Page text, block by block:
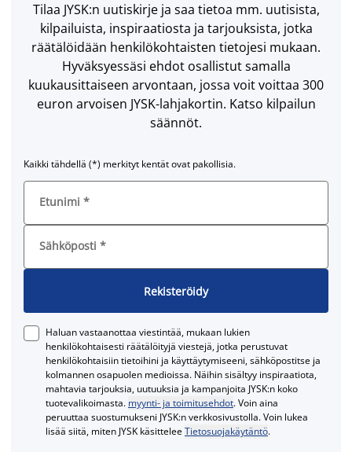
Tilaa JYSK:n uutiskirje ja saa tietoa mm. uutisista,
kilpailuista, inspiraatiosta ja tarjouksista, jotka
räätälöidään henkilökohtaisten tietojesi mukaan.
Hyväksyessäsi ehdot osallistut samalla
kuukausittaiseen arvontaan, jossa voit voittaa 300
euron arvoisen JYSK-lahjakortin. Katso kilpailun
säännöt.
Kaikki tähdellä (*) merkityt kentät ovat pakollisia.
Etunimi *
Sähköposti *
Rekisteröidy
Haluan vastaanottaa viestintää, mukaan lukien
henkilökohtaisesti räätälöityjä viestejä, jotka perustuvat
henkilökohtaisiin tietoihini ja käyttäytymiseeni, sähköpostitse ja
kolmannen osapuolen medioissa. Näihin sisältyy inspiraatiota,
mahtavia tarjouksia, uutuuksia ja kampanjoita JYSK:n koko
tuotevalikoimasta. myynti- ja toimitusehdot. Voin aina
peruuttaa suostumukseni JYSK:n verkkosivustolla. Voin lukea
lisää siitä, miten JYSK käsitteleeTietosuojakäytäntö.